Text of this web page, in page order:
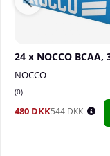
24 x NOCCO BCAA,
NOCCO
0
480 DKK544 DKK